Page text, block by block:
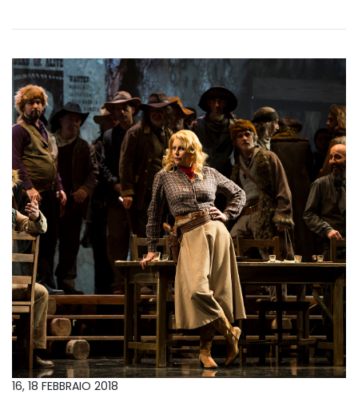
16, 18 FEBBRAIO 2018